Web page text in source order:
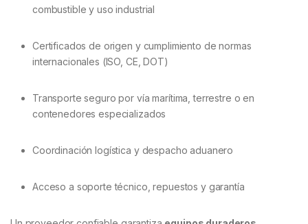
combustible y uso industrial
Certificados de origen y cumplimiento de normas
internacionales (ISO, CE, DOT)
Transporte seguro por vía marítima, terrestre o en
contenedores especializados
Coordinación logística y despacho aduanero
Acceso a soporte técnico, repuestos y garantía